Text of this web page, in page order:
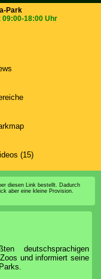
Park
09:00-18:00 Uhr
(15)
diesen Link bestellt. Dadurch
aber eine kleine Provision.
deutschsprachigen
und informiert seine